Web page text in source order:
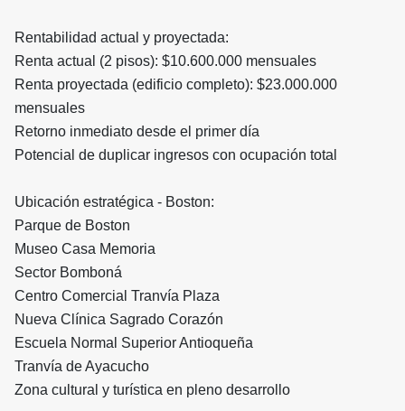
Rentabilidad actual y proyectada:
Renta actual (2 pisos): $10.600.000 mensuales
Renta proyectada (edificio completo): $23.000.000
mensuales
Retorno inmediato desde el primer día
Potencial de duplicar ingresos con ocupación total
Ubicación estratégica - Boston:
Parque de Boston
Museo Casa Memoria
Sector Bomboná
Centro Comercial Tranvía Plaza
Nueva Clínica Sagrado Corazón
Escuela Normal Superior Antioqueña
Tranvía de Ayacucho
Zona cultural y turística en pleno desarrollo